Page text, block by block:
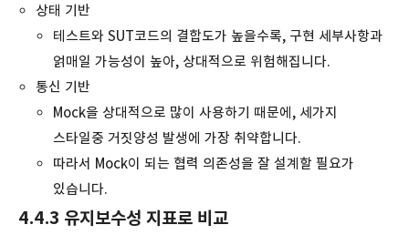
상태 기반
테스트와 SUT코드의 결합도가 높을수록, 구현 세부사항과
얽매일 가능성이 높아, 상대적으로 위험해집니다.
통신 기반
Mock을 상대적으로 많이 사용하기 때문에, 세가지
스타일중 거짓양성 발생에 가장 취약합니다.
따라서 Mock이 되는 협력 의존성을 잘 설계할 필요가
있습니다.
4.4.3 유지보수성 지표로 비교